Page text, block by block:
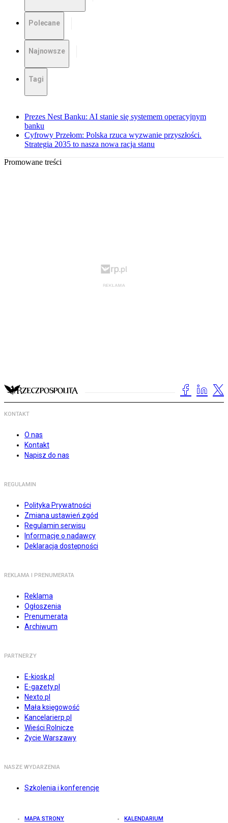
Polecane
Najnowsze
Tagi
Prezes Nest Banku: AI stanie się systemem operacyjnym
banku
Cyfrowy Przełom: Polska rzuca wyzwanie przyszłości.
Strategia 2035 to nasza nowa racja stanu
Promowane treści
KONTAKT
O nas
Kontakt
Napisz do nas
REGULAMIN
Polityka Prywatności
Zmiana ustawień zgód
Regulamin serwisu
Informacje o nadawcy
Deklaracja dostępności
REKLAMA I PRENUMERATA
Reklama
Ogłoszenia
Prenumerata
Archiwum
PARTNERZY
E-kiosk.pl
E-gazety.pl
Nexto.pl
Mała księgowość
Kancelarierp.pl
Wieści Rolnicze
Życie Warszawy
NASZE WYDARZENIA
Szkolenia i konferencje
MAPA STRONY KALENDARIUM